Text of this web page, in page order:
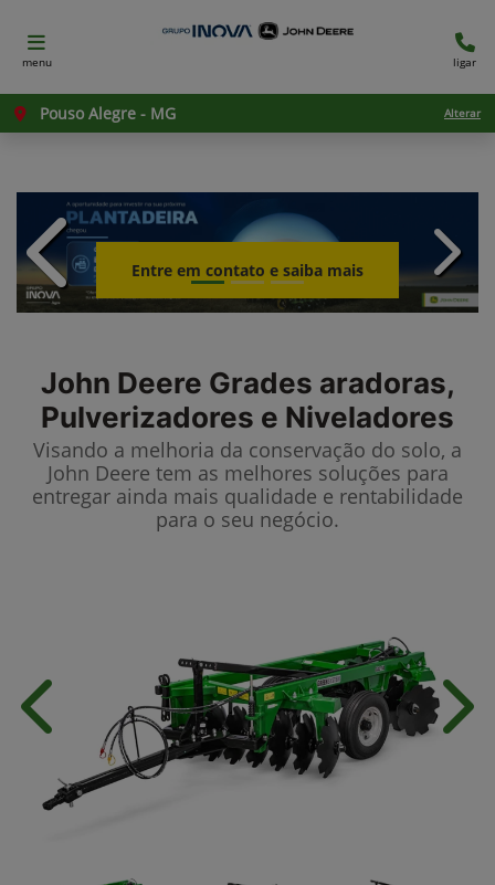
menu ligar
Pouso Alegre - MG Alterar
Entre em contato e saiba mais
templates.template-
John Deere Grades aradoras,
Pulverizadores e Niveladores
Visando a melhoria da conservação do solo, a
John Deere tem as melhores soluções para
entregar ainda mais qualidade e rentabilidade
para o seu negócio.
Anterior